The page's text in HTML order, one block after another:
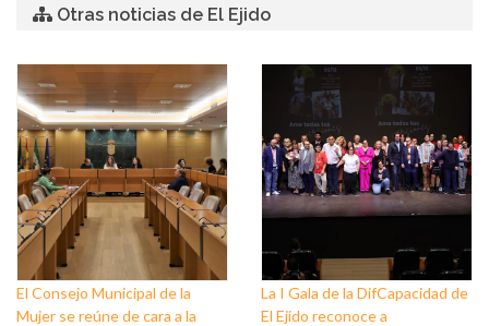
Otras noticias de El Ejido
El Consejo Municipal de la
Mujer se reúne de cara a la
La I Gala de la DifCapacidad de
El Ejido reconoce a